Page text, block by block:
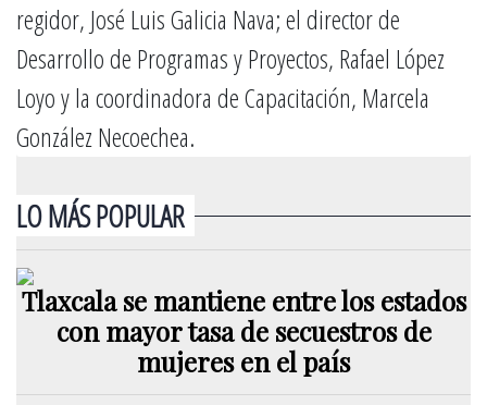
regidor, José Luis Galicia Nava; el director de
Desarrollo de Programas y Proyectos, Rafael López
Loyo y la coordinadora de Capacitación, Marcela
González Necoechea.
LO MÁS POPULAR
Tlaxcala se mantiene entre los estados
con mayor tasa de secuestros de
mujeres en el país